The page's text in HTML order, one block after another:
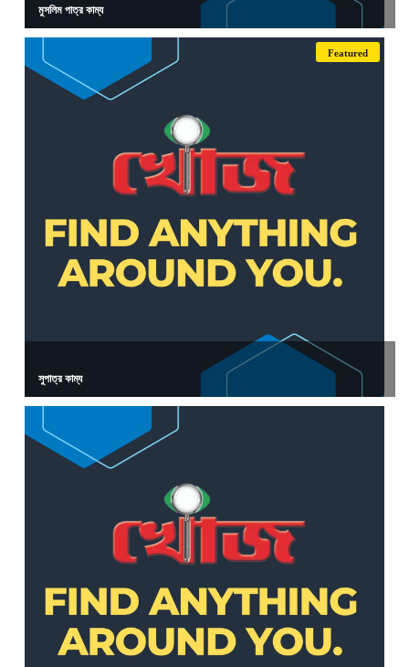
মুসলিম পাত্র কাম্য
Featured
সুপাত্র কাম্য